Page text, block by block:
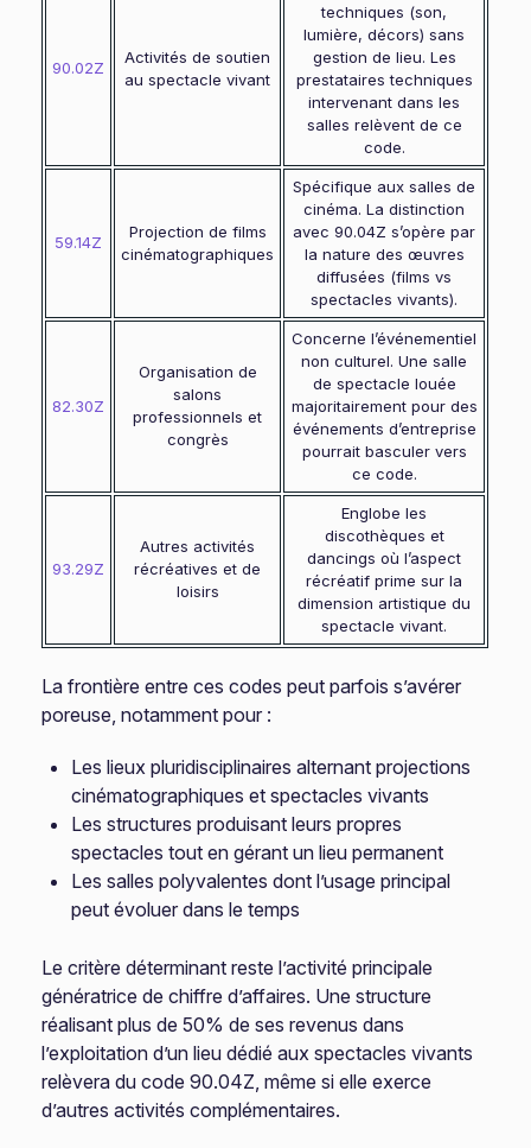
90.02Z
Activités de soutien
au spectacle vivant
techniques (son,
lumière, décors) sans
gestion de lieu. Les
prestataires techniques
intervenant dans les
salles relèvent de ce
code.
59.14Z
Projection de films
cinématographiques
Spécifique aux salles de
cinéma. La distinction
avec 90.04Z s’opère par
la nature des œuvres
diffusées (films vs
spectacles vivants).
82.30Z
Organisation de
salons
professionnels et
congrès
Concerne l’événementiel
non culturel. Une salle
de spectacle louée
majoritairement pour des
événements d’entreprise
pourrait basculer vers
ce code.
93.29Z
Autres activités
récréatives et de
loisirs
Englobe les
discothèques et
dancings où l’aspect
récréatif prime sur la
dimension artistique du
spectacle vivant.
La frontière entre ces codes peut parfois s’avérer
poreuse, notamment pour :
Les lieux pluridisciplinaires alternant projections
cinématographiques et spectacles vivants
Les structures produisant leurs propres
spectacles tout en gérant un lieu permanent
Les salles polyvalentes dont l’usage principal
peut évoluer dans le temps
Le critère déterminant reste l’activité principale
génératrice de chiffre d’affaires. Une structure
réalisant plus de 50% de ses revenus dans
l’exploitation d’un lieu dédié aux spectacles vivants
relèvera du code 90.04Z, même si elle exerce
d’autres activités complémentaires.